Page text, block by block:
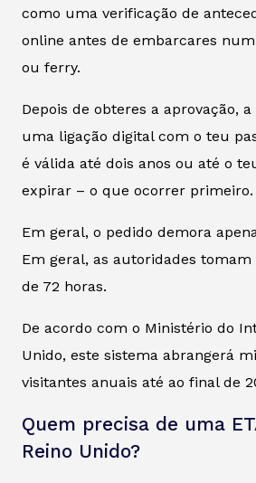
como uma verificação de
online antes de embarcares
ou ferry.
Depois de obteres a aprovação,
uma ligação digital com o teu
é válida até dois anos ou até o
expirar – o que ocorrer primeiro.
Em geral, o pedido demora
Em geral, as autoridades tomam
de 72 horas.
De acordo com o Ministério do
Unido, este sistema abrangerá
visitantes anuais até ao final de
Quem precisa de uma
Reino Unido?